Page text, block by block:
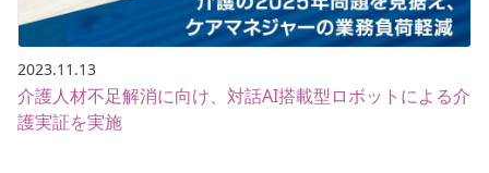
2023.11.13
介護人材不足解消に向け、対話AI搭載型ロボットによる介
護実証を実施